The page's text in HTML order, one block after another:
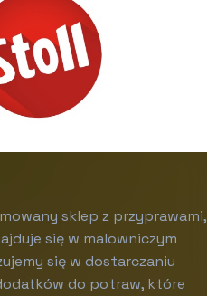
sklep z przyprawami,
się w malowniczym
się w dostarczaniu
do potraw, które